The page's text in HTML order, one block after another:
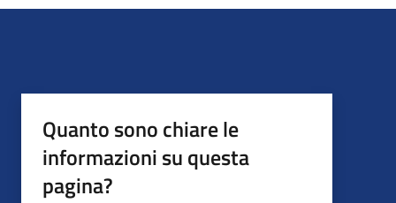
Quanto sono chiare le
informazioni su questa
pagina?